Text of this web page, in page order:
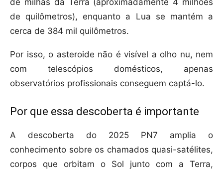
de milhas da Terra (aproximadamente 4 milhões
de quilômetros), enquanto a Lua se mantém a
cerca de 384 mil quilômetros.
Por isso, o asteroide não é visível a olho nu, nem
com telescópios domésticos, apenas
observatórios profissionais conseguem captá-lo.
Por que essa descoberta é importante
A descoberta do 2025 PN7 amplia o
conhecimento sobre os chamados quasi-satélites,
corpos que orbitam o Sol junto com a Terra,